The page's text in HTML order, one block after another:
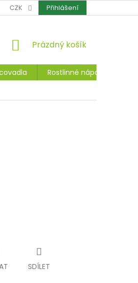
CERTIFIKÁTY
CZK Přihlášení
NÁKUPNÍ
Prázdný košík
Rostlinné nápoje, dezerty
SDÍLET